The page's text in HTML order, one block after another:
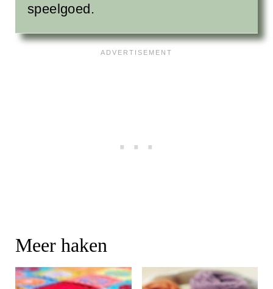
speelgoed.
Meer haken